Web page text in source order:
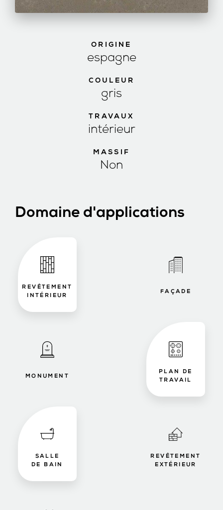
ORIGINE
espagne
COULEUR
gris
TRAVAUX
intérieur
MASSIF
Non
Domaine d'applications
REVÊTEMENT
INTÉRIEUR
FAÇADE
MONUMENT
PLAN DE
TRAVAIL
SALLE
DE BAIN
REVÊTEMENT
EXTÉRIEUR